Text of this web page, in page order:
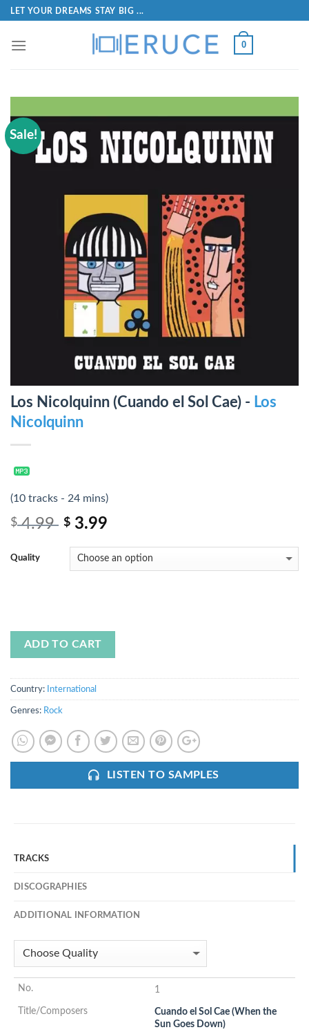
LET YOUR DREAMS STAY BIG ...
0
Sale!
Los Nicolquinn (Cuando el Sol Cae) - Los
Nicolquinn
(10 tracks - 24 mins)
$4.99 $ 3.99
Quality
ADD TO CART
Country: International
Genres: Rock
LISTEN TO SAMPLES
TRACKS
DISCOGRAPHIES
ADDITIONAL INFORMATION
1
Cuando el Sol Cae (When the
Sun Goes Down)